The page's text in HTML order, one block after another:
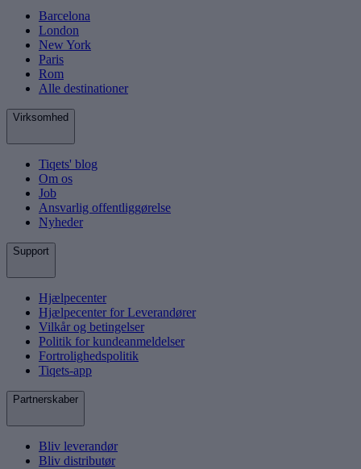
Barcelona
London
New York
Paris
Rom
Alle destinationer
Virksomhed
Tiqets' blog
Om os
Job
Ansvarlig offentliggørelse
Nyheder
Support
Hjælpecenter
Hjælpecenter for Leverandører
Vilkår og betingelser
Politik for kundeanmeldelser
Fortrolighedspolitik
Tiqets-app
Partnerskaber
Bliv leverandør
Bliv distributør